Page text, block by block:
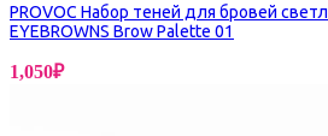
PROVOC Набор теней для бровей
EYEBROWNS Brow Palette 01
1,050₽